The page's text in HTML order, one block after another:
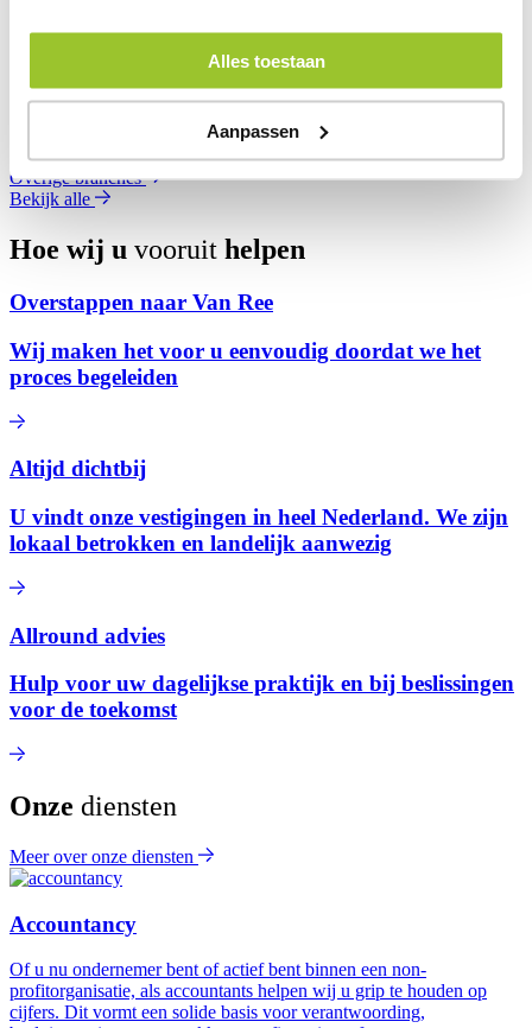
Alles toestaan
Aanpassen
Kinderopvang
Overige branches
Bekijk alle
Hoe wij u vooruit helpen
Overstappen naar Van Ree
Wij maken het voor u eenvoudig doordat we het
proces begeleiden
Altijd dichtbij
U vindt onze vestigingen in heel Nederland. We zijn
lokaal betrokken en landelijk aanwezig
Allround advies
Hulp voor uw dagelijkse praktijk en bij beslissingen
voor de toekomst
Onze diensten
Meer over onze diensten
Accountancy
Of u nu ondernemer bent of actief bent binnen een non-
profitorganisatie, als accountants helpen wij u grip te houden op
cijfers. Dit vormt een solide basis voor verantwoording,